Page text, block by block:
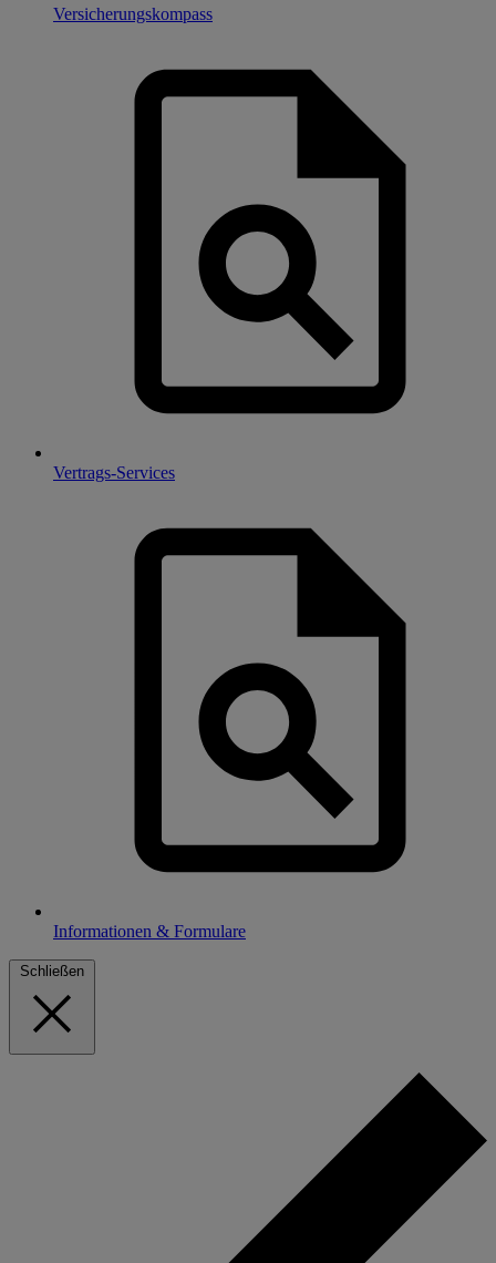
Versicherungskompass
Vertrags-Services
Informationen & Formulare
Schließen